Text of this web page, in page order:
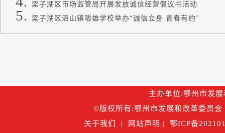
梁子湖区市场监管局开展发放诚信经营倡议书活动
梁子湖区沼山镇畈雄学校举办“诚信立身 青春有约”
主办单位:鄂州市发
©版权所有:鄂州市发展和改革委员
关于我们
| 网站声明 | 鄂ICP备